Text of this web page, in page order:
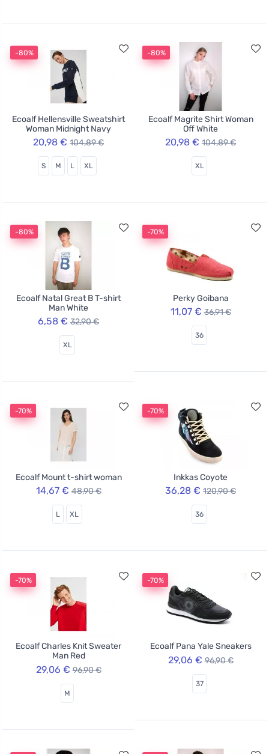
-80%
Ecoalf Hellensville Sweatshirt
Woman Midnight Navy
20,98 € 104,89 €
S M L XL
-80%
Ecoalf Magrite Shirt Woman
Off White
20,98 € 104,89 €
XL
-80%
Ecoalf Natal Great B T-shirt
Man White
6,58 € 32,90 €
XL
-70%
Perky Goibana
11,07 € 36,91 €
36
-70%
Ecoalf Mount t-shirt woman
14,67 € 48,90 €
L XL
-70%
Inkkas Coyote
36,28 € 120,90 €
36
-70%
Ecoalf Charles Knit Sweater
Man Red
29,06 € 96,90 €
M
-70%
Ecoalf Pana Yale Sneakers
29,06 € 96,90 €
37